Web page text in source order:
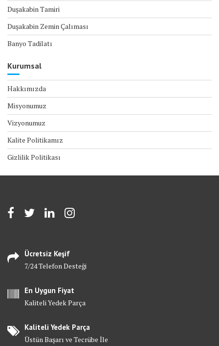
Duşakabin Tamiri
Duşakabin Zemin Çalıması
Banyo Tadilatı
Kurumsal
Hakkımızda
Misyonumuz
Vizyonumuz
Kalite Politikamız
Gizlilik Politikası
Ücretsiz Keşif
7/24 Telefon Desteği
En Uygun Fiyat
Kaliteli Yedek Parça
Kaliteli Yedek Parça
Üstün Başarı ve Tecrübe İle